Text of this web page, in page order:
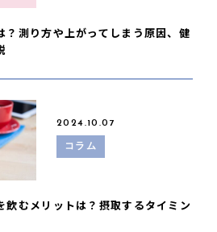
？測り方や上がってしまう原因、健
2024.10.07
コラム
飲むメリットは？摂取するタイミン